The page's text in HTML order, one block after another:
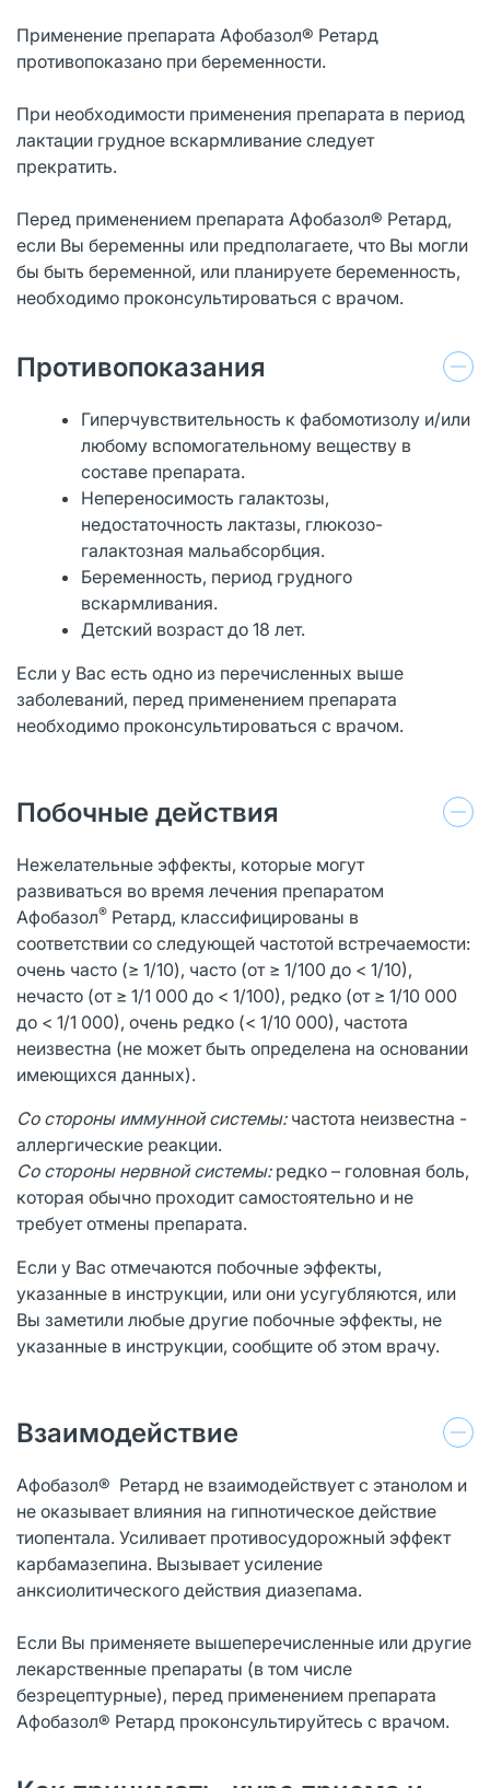
Применение препарата Афобазол® Ретард
противопоказано при беременности.
При необходимости применения препарата в период
лактации грудное вскармливание следует
прекратить.
Перед применением препарата Афобазол® Ретард,
если Вы беременны или предполагаете, что Вы могли
бы быть беременной, или планируете беременность,
необходимо проконсультироваться с врачом.
Противопоказания
Гиперчувствительность к фабомотизолу и/или
любому вспомогательному веществу в
составе препарата.
Непереносимость галактозы,
недостаточность лактазы, глюкозо-
галактозная мальабсорбция.
Беременность, период грудного
вскармливания.
Детский возраст до 18 лет.
Если у Вас есть одно из перечисленных выше
заболеваний, перед применением препарата
необходимо проконсультироваться с врачом.
Побочные действия
Нежелательные эффекты, которые могут
развиваться во время лечения препаратом
Афобазол® Ретард, классифицированы в
соответствии со следующей частотой встречаемости:
очень часто (≥ 1/10), часто (от ≥ 1/100 до < 1/10),
нечасто (от ≥ 1/1 000 до < 1/100), редко (от ≥ 1/10 000
до < 1/1 000), очень редко (< 1/10 000), частота
неизвестна (не может быть определена на основании
имеющихся данных).
Со стороны иммунной системы: частота неизвестна -
аллергические реакции.
Со стороны нервной системы: редко – головная боль,
которая обычно проходит самостоятельно и не
требует отмены препарата.
Если у Вас отмечаются побочные эффекты,
указанные в инструкции, или они усугубляются, или
Вы заметили любые другие побочные эффекты, не
указанные в инструкции, сообщите об этом врачу.
Взаимодействие
Афобазол® Ретард не взаимодействует с этанолом и
не оказывает влияния на гипнотическое действие
тиопентала. Усиливает противосудорожный эффект
карбамазепина. Вызывает усиление
анксиолитического действия диазепама.
Если Вы применяете вышеперечисленные или другие
лекарственные препараты (в том числе
безрецептурные), перед применением препарата
Афобазол® Ретард проконсультируйтесь с врачом.